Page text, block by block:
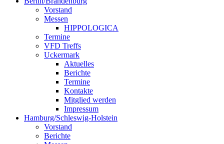
Vorstand
Messen
HIPPOLOGICA
Termine
VFD Treffs
Uckermark
Aktuelles
Berichte
Termine
Kontakte
Mitglied werden
Impressum
Hamburg/Schleswig-Holstein
Vorstand
Berichte